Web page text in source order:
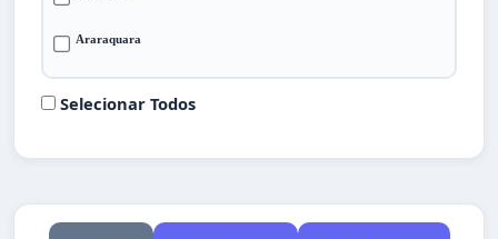
Araraquara
Bauru
Selecionar Todos